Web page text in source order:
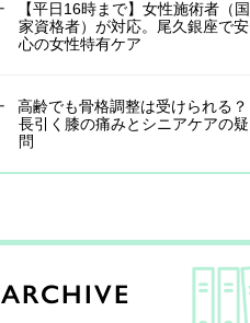
【平日16時まで】女性施術者（国
家資格者）が対応。尾久銀座で安
心の女性特有ケア
高齢でも骨格調整は受けられる？
長引く膝の痛みとシニアケアの疑
問
ARCHIVE